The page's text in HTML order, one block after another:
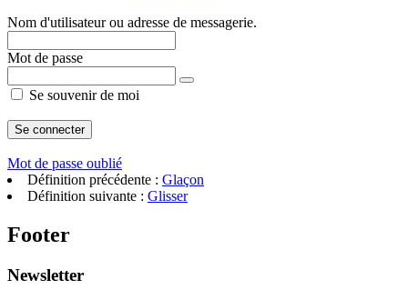
Nom d'utilisateur ou adresse de messagerie.
Mot de passe
Se souvenir de moi
Mot de passe oublié
Définition précédente : Glaçon
Définition suivante : Glisser
Footer
Newsletter